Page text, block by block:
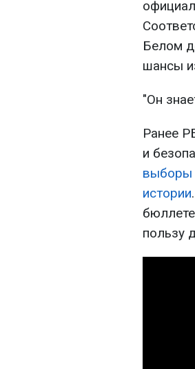
Белом
шансы
"Он
Ранее
и
выборы
истории
пользу